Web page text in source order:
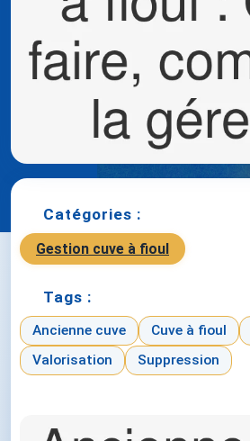
Catégories :
Gestion cuve à fioul
Tags :
Ancienne cuve Cuve à fioul
Valorisation
Suppression